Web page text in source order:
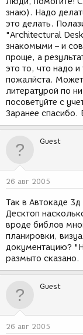
и
я
знаю). Надо
это делать.
"Architectural
знакомыми – и
проще, а
это то, что надо
пожалйста.
литературой по
посоветуйте с
Заранее спасибо.
Guest
26 авг 2005
Так в Автокаде
Десктоп
вроде библов
планировки,
документацию?
размыто сказано.
Guest
26 авг 2005